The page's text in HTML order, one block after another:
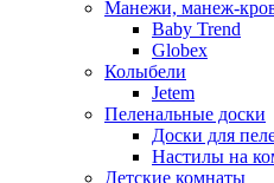
Манежи, манеж-
Baby Trend
Globex
Колыбели
Jetem
Пеленальные доски
Доски для
Настилы на
Детские комнаты